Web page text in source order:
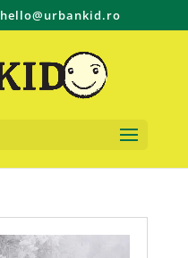
hello@urbankid.ro